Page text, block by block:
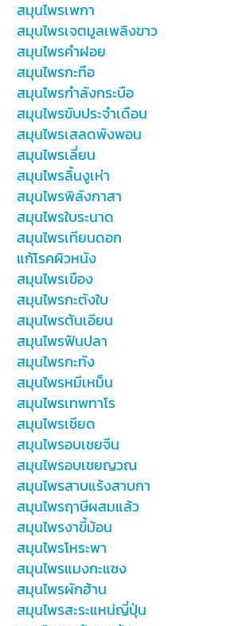
สมุนไพรเพกา
สมุนไพรเจตมูลเพลิงขาว
สมุนไพรคำฝอย
สมุนไพรกะทือ
สมุนไพรกำลังกระบือ
สมุนไพรขับประจำเดือน
สมุนไพรเสลดพังพอน
สมุนไพรเลี่ยน
สมุนไพรลิ้นงูเห่า
สมุนไพรพิลังกาสา
สมุนไพรใบระนาด
สมุนไพรเทียนดอก
แก้โรคผิวหนัง
สมุนไพรเขือง
สมุนไพรกะตังใบ
สมุนไพรต้นเอียน
สมุนไพรฟันปลา
สมุนไพรกะทัง
สมุนไพรหมีเหม็น
สมุนไพรเทพทาโร
สมุนไพรเชียด
สมุนไพรอบเชยจีน
สมุนไพรอบเชยญวณ
สมุนไพรสาบแร้งสาบกา
สมุนไพรฤาษีผสมแล้ว
สมุนไพรงาขี้ม้อน
สมุนไพรโหระพา
สมุนไพรแมงกะแซง
สมุนไพรผักฮ้าน
สมุนไพรสะระแหน่ญี่ปุ่น